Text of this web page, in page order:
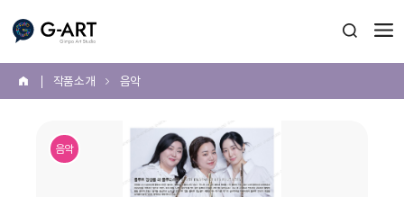
G-ART 검색 열
홈 작품 소개 음악
음악